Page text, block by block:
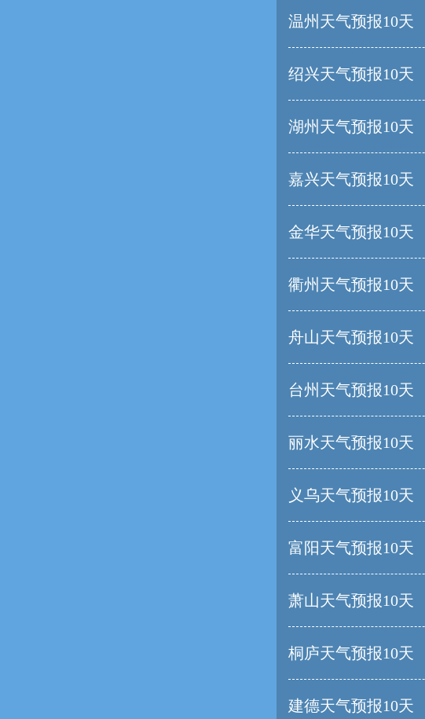
温州天气预报10天
绍兴天气预报10天
湖州天气预报10天
嘉兴天气预报10天
金华天气预报10天
衢州天气预报10天
舟山天气预报10天
台州天气预报10天
丽水天气预报10天
义乌天气预报10天
富阳天气预报10天
萧山天气预报10天
桐庐天气预报10天
建德天气预报10天